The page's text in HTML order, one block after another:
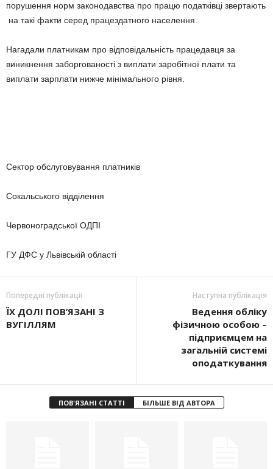
порушення норм законодавства про працю податківці звертають
на такі факти серед працездатного населення.
Нагадали платникам про відповідальність працедавця за
виникнення заборгованості з виплати заробітної плати та
виплати зарплати нижче мінімального рівня.
Сектор обслуговування платників
Сокальського відділення
Червоноградської ОДПІ
ГУ ДФС у Львівській області
Попередні публікації
ЇХ ДОЛІ ПОВ’ЯЗАНІ З
ВУГІЛЛЯМ
Наступна публікація
Ведення обліку
фізичною особою –
підприємцем на
загальній системі
оподаткування
ПОВ'ЯЗАНІ СТАТТІ БІЛЬШЕ ВІД АВТОРА